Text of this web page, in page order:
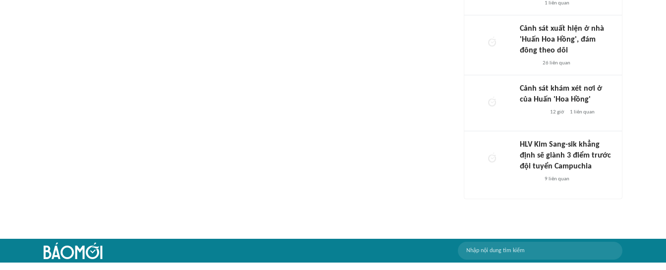
1 liên quan
Cảnh sát xuất hiện ở nhà
'Huấn Hoa Hồng', đám
đông theo dõi
26 liên quan
Cảnh sát khám xét nơi ở
của Huấn 'Hoa Hồng'
12 giờ 1 liên quan
HLV Kim Sang-sik khẳng
định sẽ giành 3 điểm trước
đội tuyển Campuchia
9 liên quan